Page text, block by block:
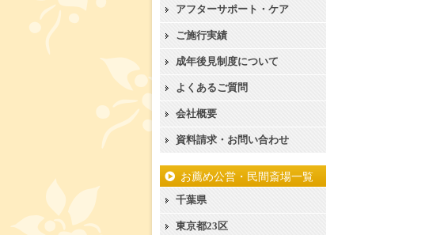
アフターサポート・ケア
ご施行実績
成年後見制度について
よくあるご質問
会社概要
資料請求・お問い合わせ
お薦め公営・民間斎場一覧
千葉県
東京都23区